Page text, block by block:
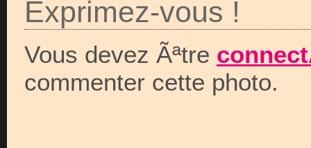
Exprimez-vous !
Vous devez Ãªtre
commenter cette photo.